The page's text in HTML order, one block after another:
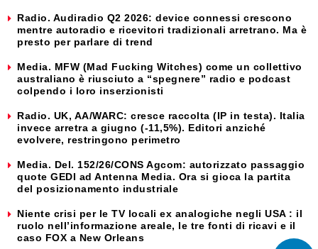
Radio. Audiradio Q2 2026: device connessi crescono
mentre autoradio e ricevitori tradizionali arretrano. Ma è
presto per parlare di trend
Media. MFW (Mad Fucking Witches) come un collettivo
australiano è riusciuto a “spegnere” radio e podcast
colpendo i loro inserzionisti
Radio. UK, AA/WARC: cresce raccolta (IP in testa). Italia
invece arretra a giugno (-11,5%). Editori anziché
evolvere, restringono perimetro
Media. Del. 152/26/CONS Agcom: autorizzato passaggio
quote GEDI ad Antenna Media. Ora si gioca la partita
del posizionamento industriale
Niente crisi per le TV locali ex analogiche negli USA : il
ruolo nell’informazione areale, le tre fonti di ricavi e il
caso FOX a New Orleans